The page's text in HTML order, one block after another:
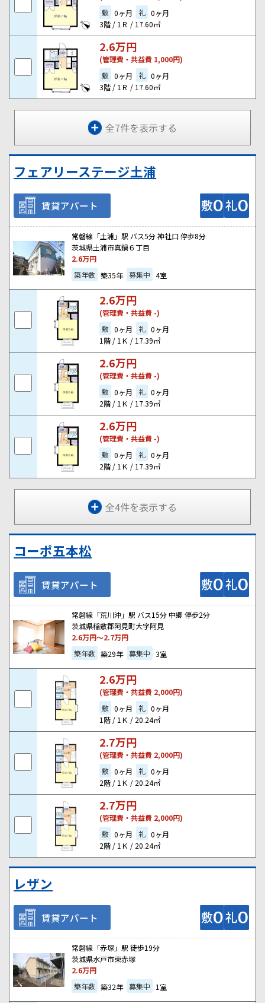
敷 0ヶ月 礼 0ヶ月
3階 / 1Ｒ / 17.60㎡
2.6万円
(管理費・共益費 1,000円)
敷 0ヶ月 礼 0ヶ月
3階 / 1Ｒ / 17.60㎡
全7件を表示する
フェアリーステージ土浦
賃貸アパート
常磐線「土浦」駅 バス5分 神社口 停歩8分
茨城県土浦市真鍋６丁目
2.6万円
築年数 築35年 募集中 4室
2.6万円
(管理費・共益費 -)
敷 0ヶ月 礼 0ヶ月
1階 / 1Ｋ / 17.39㎡
2.6万円
(管理費・共益費 -)
敷 0ヶ月 礼 0ヶ月
2階 / 1Ｋ / 17.39㎡
2.6万円
(管理費・共益費 -)
敷 0ヶ月 礼 0ヶ月
2階 / 1Ｋ / 17.39㎡
全4件を表示する
コーポ五本松
賃貸アパート
常磐線「荒川沖」駅 バス15分 中郷 停歩2分
茨城県稲敷郡阿見町大字阿見
2.6万円～2.7万円
築年数 築29年 募集中 3室
2.6万円
(管理費・共益費 2,000円)
敷 0ヶ月 礼 0ヶ月
1階 / 1Ｋ / 20.24㎡
2.7万円
(管理費・共益費 2,000円)
敷 0ヶ月 礼 0ヶ月
2階 / 1Ｋ / 20.24㎡
2.7万円
(管理費・共益費 2,000円)
敷 0ヶ月 礼 0ヶ月
2階 / 1Ｋ / 20.24㎡
レザン
賃貸アパート
常磐線「赤塚」駅 徒歩19分
茨城県水戸市東赤塚
2.6万円
築年数 築32年 募集中 1室